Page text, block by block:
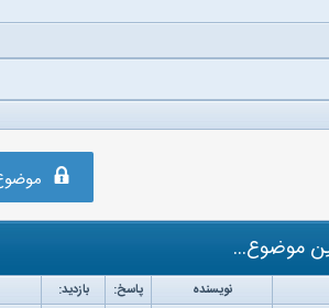
موضوع
موضوع...
نویسنده پاسخ: بازدید: